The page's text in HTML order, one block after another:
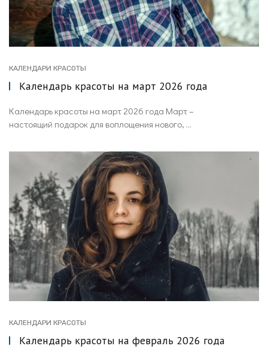
КАЛЕНДАРИ КРАСОТЫ
Календарь красоты на март 2026 года
Календарь красоты на март 2026 года Март –
настоящий подарок для воплощения нового, ...
КАЛЕНДАРИ КРАСОТЫ
Календарь красоты на февраль 2026 года